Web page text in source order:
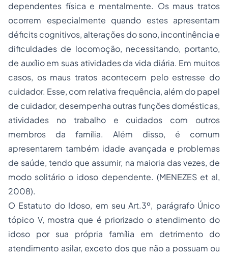
dependentes física e mentalmente. Os maus tratos
ocorrem especialmente quando estes apresentam
déficits cognitivos, alterações do sono, incontinência e
dificuldades de locomoção, necessitando, portanto,
de auxílio em suas atividades da vida diária. Em muitos
casos, os maus tratos acontecem pelo estresse do
cuidador. Esse, com relativa frequência, além do papel
de cuidador, desempenha outras funções domésticas,
atividades no trabalho e cuidados com outros
membros da família. Além disso, é comum
apresentarem também idade avançada e problemas
de saúde, tendo que assumir, na maioria das vezes, de
modo solitário o idoso dependente. (MENEZES et al,
2008).
O Estatuto do Idoso, em seu Art.3º, parágrafo Único
tópico V, mostra que é priorizado o atendimento do
idoso por sua própria família em detrimento do
atendimento asilar, exceto dos que não a possuam ou